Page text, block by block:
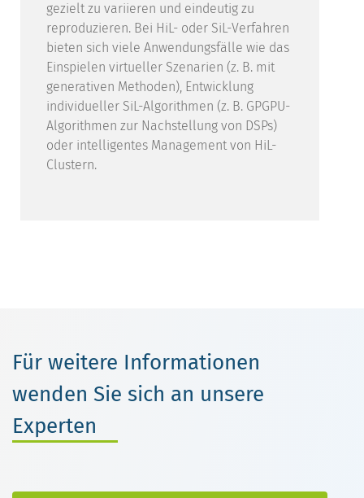
gezielt zu variieren und eindeutig zu
reproduzieren. Bei HiL- oder SiL-Verfahren
bieten sich viele Anwendungsfälle wie das
Einspielen virtueller Szenarien (z. B. mit
generativen Methoden), Entwicklung
individueller SiL-Algorithmen (z. B. GPGPU-
Algorithmen zur Nachstellung von DSPs)
oder intelligentes Management von HiL-
Clustern.
Für weitere Informationen
wenden Sie sich an unsere
Experten